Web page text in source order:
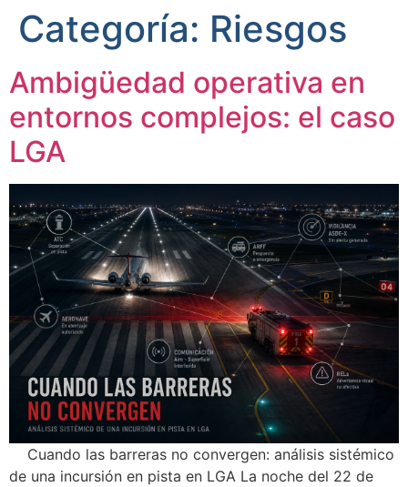
Categoría: Riesgos
Ambigüedad operativa en
entornos complejos: el caso
LGA
Cuando las barreras no convergen: análisis sistémico
de una incursión en pista en LGA La noche del 22 de